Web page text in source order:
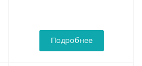
Подробнее